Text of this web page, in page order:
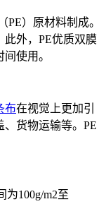
）原材料制成。
外，PE优质双膜
使用。
布在视觉上更加引
货物运输等。PE
为100g/m2至